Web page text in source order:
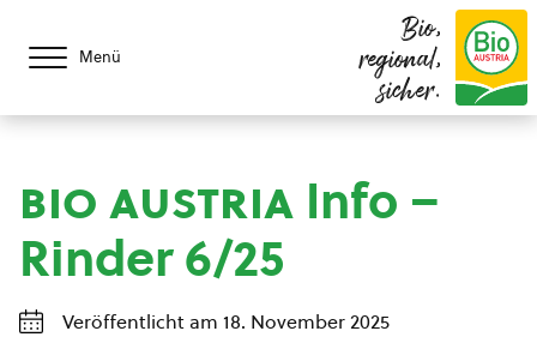
Menü
Bio,
regional,
sicher.
bio austria Info –
Rinder 6/25
Veröffentlicht am 18. November 2025